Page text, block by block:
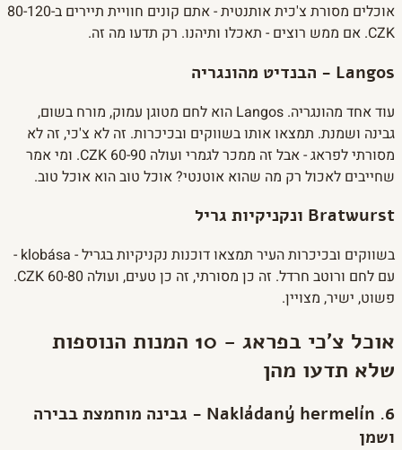
אוכלים מסורת צ'כית אותנטית - אתם קונים חוויית תיירים ב-80-120
CZK. אם ממש רוצים - תאכלו ותיהנו. רק תדעו מה זה.
Langos - הבנדיט מהונגריה
עוד אחד מהונגריה. Langos הוא לחם מטוגן עמוק, מורח בשום,
גבינה ושמנת. תמצאו אותו בשווקים ובכיכרות. זה לא צ'כי, זה לא
מסורתי לפראג - אבל זה ממכר לגמרי ועולה 60-90 CZK. ומי אמר
שחייבים לאכול רק מה שהוא אוטנטי? אוכל טוב הוא אוכל טוב.
Bratwurst ונקניקיות גריל
בשווקים ובכיכרות העיר תמצאו דוכנות נקניקיות בגריל - klobása -
עם לחם ורוטב חרדל. זה כן מסורתי, זה כן טעים, ועולה 60-80 CZK.
פשוט, ישיר, מצויין.
אוכל צ'כי בפראג - 10 המנות הנוספות
שלא תדעו מהן
6. Nakládaný hermelín - גבינה מוחמצת בבירה
ושמן